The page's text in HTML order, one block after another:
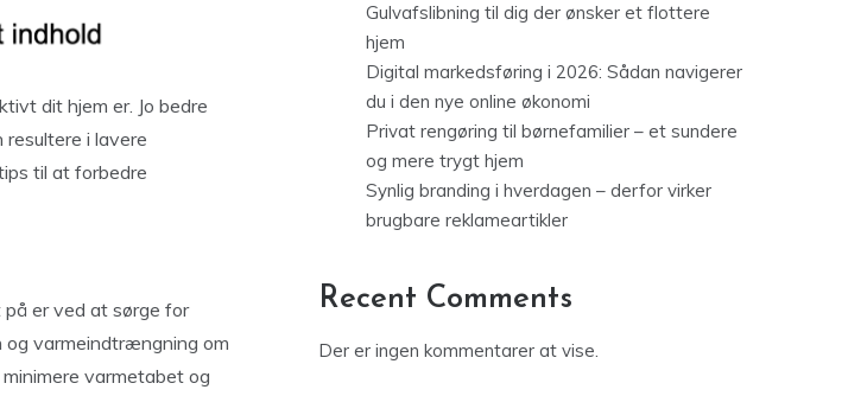
dit hjem er. Jo bedre
i lavere
til at forbedre
er ved at sørge for
og varmeindtrængning om
varmetabet og
Gulvafslibning til dig der ønsker et flottere
hjem
Digital markedsføring i 2026: Sådan navigerer
du i den nye online økonomi
Privat rengøring til børnefamilier – et sundere
og mere trygt hjem
Synlig branding i hverdagen – derfor virker
brugbare reklameartikler
Recent Comments
Der er ingen kommentarer at vise.